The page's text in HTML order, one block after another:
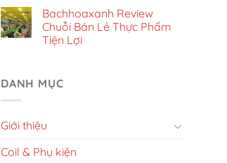
Bachhoaxanh Review
Chuỗi Bán Lẻ Thực Phẩm
Tiện Lợi
DANH MỤC
Giới thiệu
Coil & Phụ kiện